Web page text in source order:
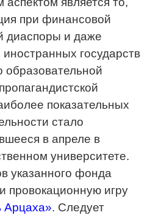
при финансовой
диаспоры и даже
государств
образовательной
показательных
стало
в апреле в
университете.
указанного фонда
провокационную игру
Арцаха». Следует